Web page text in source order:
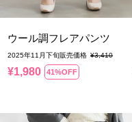
ウール調フレアパンツ
2025年11月下旬販売価格 ¥3,410
¥1,980 41%OFF